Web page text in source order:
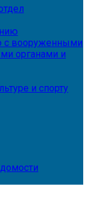
с вооруженными
органами и
и спорту